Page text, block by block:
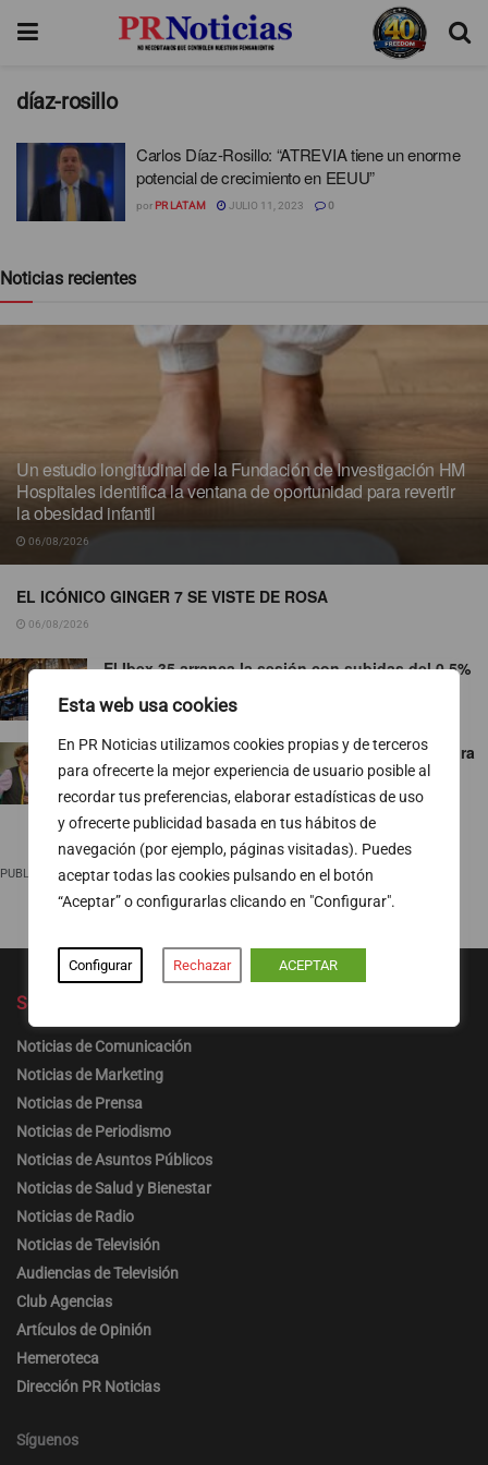
Esta web usa cookies
En PR Noticias utilizamos cookies propias y de terceros
para ofrecerte la mejor experiencia de usuario posible al
recordar tus preferencias, elaborar estadísticas de uso
y ofrecerte publicidad basada en tus hábitos de
navegación (por ejemplo, páginas visitadas). Puedes
aceptar todas las cookies pulsando en el botón
“Aceptar” o configurarlas clicando en "Configurar".
Configurar Rechazar ACEPTAR
díaz-rosillo
Carlos Díaz-Rosillo: “ATREVIA tiene un enorme
potencial de crecimiento en EEUU”
por PR LATAM JULIO 11, 2023 0
Noticias recientes
Un estudio longitudinal de la Fundación de Investigación HM
Hospitales identifica la ventana de oportunidad para revertir
la obesidad infantil
06/08/2026
EL ICÓNICO GINGER 7 SE VISTE DE ROSA
06/08/2026
El Ibex 35 arranca la sesión con subidas del 0,5%
06/08/2026
‘¡Salta!’ le gana el pulso a ‘Maestros de la costura
celebrity’
06/08/2026
PUBLICIDAD
Secciones
Noticias de Comunicación
Noticias de Marketing
Noticias de Prensa
Noticias de Periodismo
Noticias de Asuntos Públicos
Noticias de Salud y Bienestar
Noticias de Radio
Noticias de Televisión
Audiencias de Televisión
Club Agencias
Artículos de Opinión
Hemeroteca
Dirección PR Noticias
Síguenos